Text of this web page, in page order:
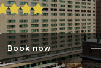
Book now